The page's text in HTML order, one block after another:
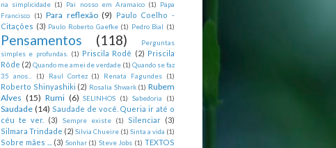
na simplicidade (1) Pai nosso em Aramaico (1)
Papa
Francisco
(1) Para reflexão (9)
Paulo Coelho -
Citações (3) Paulo Roberto Gaefke (1) Pedro Bial (1)
Pensamentos (118)
Perguntas
simples e profundas. (1) Priscila Rodê (2) Priscila
Rôde (2) Quando me amei de verdade (1) Quando se faz
35 anos...
(1) Raul Cortez (1) Renata Fagundes (1)
Roberto Shinyashiki (2) Rosalia Shwark (1) Rubem
Alves (15) Rumi (6) SELINHOS (1) Sabedoria (1)
Saudade (14) Saudade de você. Queria ir até o
céu te ver.
(3) Sempre existe (1) Silenciar (3)
Silmara Trindade (2) Silvia Chueire (1) Sinta a vida (1)
Sobre mães ... (3) Sonhar (1) Steve Jobs (1) TEXTOS